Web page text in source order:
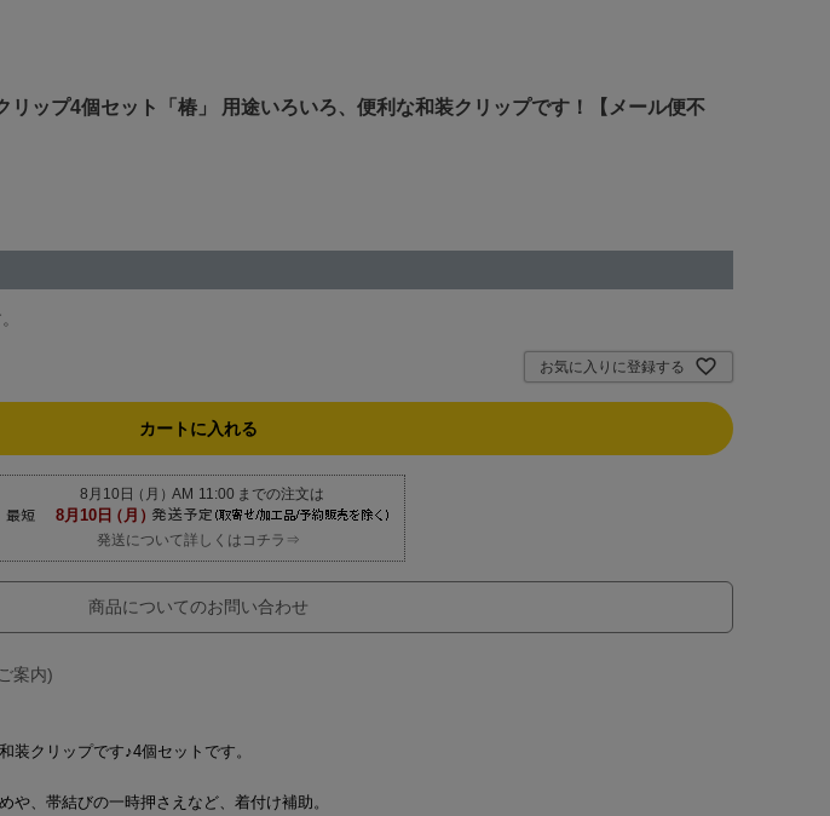
リップ4個セット「椿」 用途いろいろ、便利な和装クリップです！【メール便不
お気に入りに登録する
カートに入れる
発送について詳しくはコチラ⇒
商品についてのお問い合わせ
案内)
装クリップです♪4個セットです。
や、帯結びの一時押さえなど、着付け補助。